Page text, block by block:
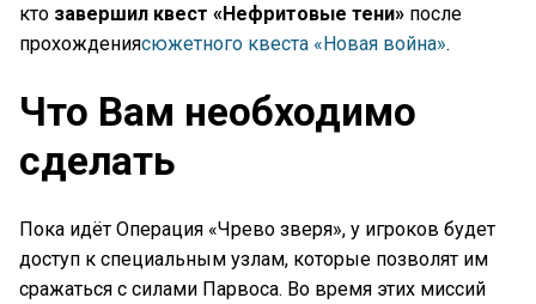
кто завершил квест «Нефритовые тени» после
прохождениясюжетного квеста «Новая война».
Что Вам необходимо
сделать
Пока идёт Операция «Чрево зверя», у игроков будет
доступ к специальным узлам, которые позволят им
сражаться с силами Парвоса. Во время этих миссий